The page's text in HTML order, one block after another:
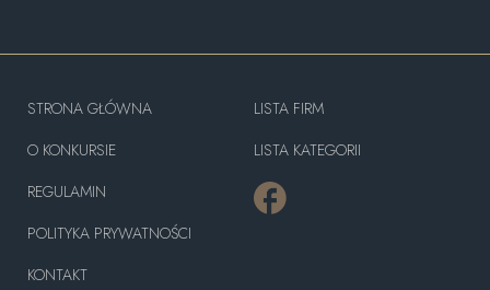
STRONA GŁÓWNA
O KONKURSIE
REGULAMIN
POLITYKA PRYWATNOŚCI
KONTAKT
LISTA FIRM
LISTA KATEGORII